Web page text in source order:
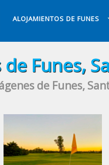
ALOJAMIENTOS DE FUNES
de Funes,
de Funes,